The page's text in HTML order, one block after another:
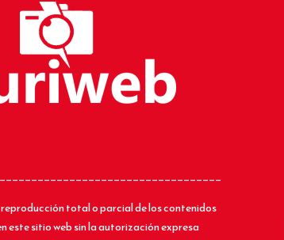
total o parcial de los contenidos
este sitio web sin la autorización expresa